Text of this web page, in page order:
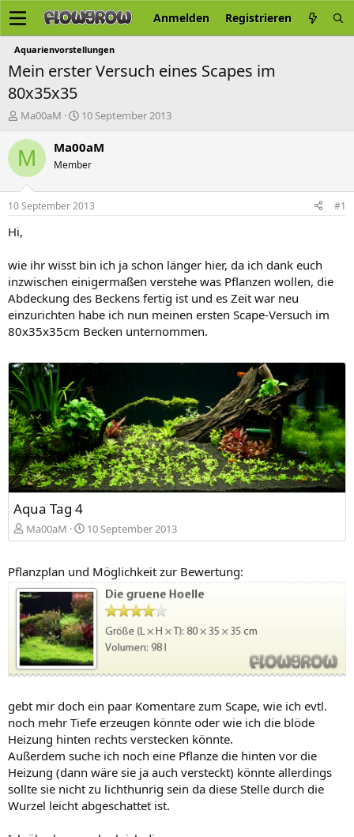
Anmelden Registrieren
Aquarienvorstellungen
Mein erster Versuch eines Scapes im
80x35x35
E
s
t
e
Ma00aM
E
s
e
l
t
10 September 2013
M Ma00aM
Member
10 September 2013 #1
Hi,
wie ihr wisst bin ich ja schon länger hier, da ich dank euch
inzwischen einigermaßen verstehe was Pflanzen wollen, die
Abdeckung des Beckens fertig ist und es Zeit war neu
einzurichten habe ich nun meinen ersten Scape-Versuch im
80x35x35cm Becken unternommen.
Aqua Tag 4
Ma00aM 10 September 2013
Pflanzplan und Möglichkeit zur Bewertung:
gebt mir doch ein paar Komentare zum Scape, wie ich evtl.
noch mehr Tiefe erzeugen könnte oder wie ich die blöde
Heizung hinten rechts verstecken könnte.
Außerdem suche ich noch eine Pflanze die hinten vor die
Heizung (dann wäre sie ja auch versteckt) könnte allerdings
sollte sie nicht zu lichthunrig sein da diese Stelle durch die
Wurzel leicht abgeschattet ist.